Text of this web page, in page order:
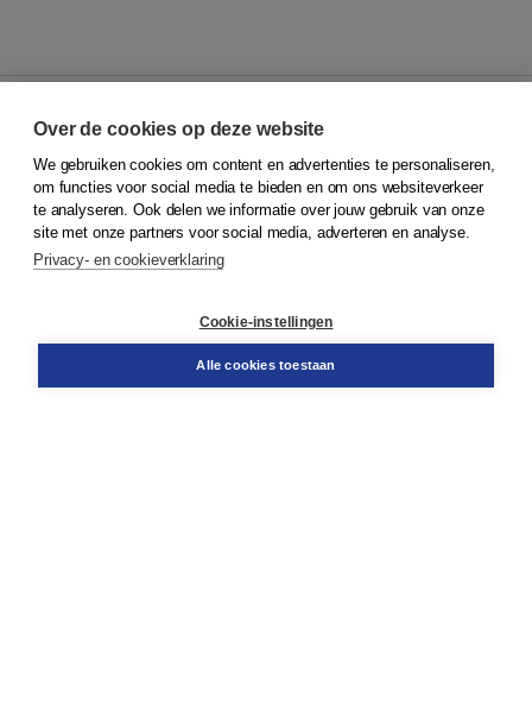
© 2026Koninklijke Boom uitgevers
Klantenservice
Service & informatie
Contact
Over de cookies op deze website
We gebruiken cookies om content en advertenties te personaliseren,
om functies voor social media te bieden en om ons websiteverkeer
te analyseren. Ook delen we informatie over jouw gebruik van onze
site met onze partners voor social media, adverteren en analyse.
Privacy- en cookieverklaring
Cookie-instellingen
Alle cookies toestaan